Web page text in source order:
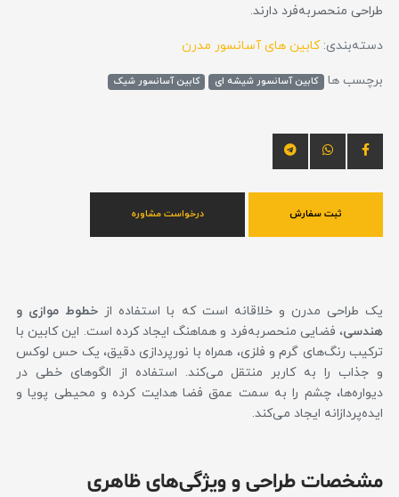
طراحی منحصربه‌فرد دارند.
دسته‌بندی:کابین های آسانسور مدرن
برچسب ها کابین آسانسور شیشه ای کابین آسانسور شیک
ثبت سفارش درخواست مشاوره
یک طراحی مدرن و خلاقانه است که با استفاده از خطوط موازی و
هندسی، فضایی منحصربه‌فرد و هماهنگ ایجاد کرده است. این کابین با
ترکیب رنگ‌های گرم و فلزی، همراه با نورپردازی دقیق، یک حس لوکس
و جذاب را به کاربر منتقل می‌کند. استفاده از الگوهای خطی در
دیواره‌ها، چشم را به سمت عمق فضا هدایت کرده و محیطی پویا و
ایده‌پردازانه ایجاد می‌کند.
مشخصات طراحی و ویژگی‌های ظاهری